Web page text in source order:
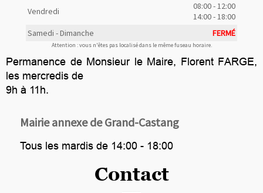
Vendredi
08:00 - 12:00
14:00 - 18:00
Samedi - Dimanche
FERMÉ
Attention : vous n'êtes pas localisé dans le même fuseau horaire.
Permanence de Monsieur le Maire, Florent FARGE,
les mercredis de
9h à 11h.
Mairie annexe de Grand-Castang
Tous les mardis de 14:00 - 18:00
Contact